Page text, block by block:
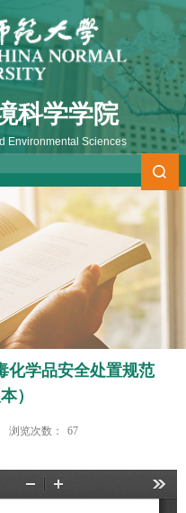
科学学院
Environmental Sciences
化学品安全处置规范
）
浏览次数： 67